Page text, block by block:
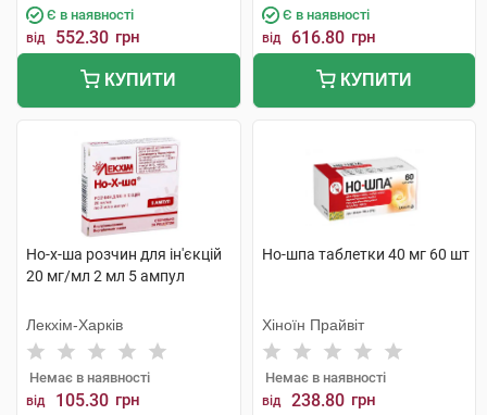
Є в наявності
від 552.30 грн
КУПИТИ
Є в наявності
від 616.80 грн
КУПИТИ
Но-х-ша розчин для ін'єкцій
20 мг/мл 2 мл 5 ампул
Лекхім-Харків
Немає в наявності
від 105.30 грн
Но-шпа таблетки 40 мг 60 шт
Хіноїн Прайвіт
Немає в наявності
від 238.80 грн